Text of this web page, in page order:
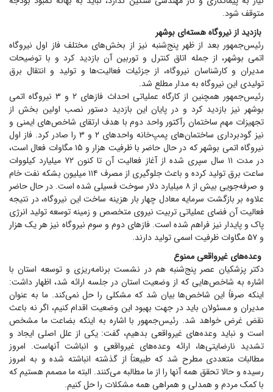
متوقف شود.
بازدید از نیروگاه هسته‌ای بوشهر
رئیس‌جمهور بعد از ظهر پنج‌شنبه نیز از بخش‌های مختلف فاز اول نیروگاه
اتمی بوشهر، از جمله اتاق کنترل و توربین آن بازدید کرد و با توضیحات
مدیران و کارشناسان نیروگاه، از جزئیات فعالیت‌ها و تولید و انتقال برق
تولیدی این نیروگاه به مدار مطلع شد.
رئیس‌جمهور همچنین از کارگاه عملیاتی احداث فاز‌های ۲ و ۳ نیروگاه اتمی
بوشهر نیز بازدید کرد و در پایان این بازدید دستور نصب اولین بخش از
تجهیزات مهم ساختمان رآکتور واحد دوم با هدف ارتقای شاخص‌های ایمنی و
نیز گودبرداری ساختمان‌های پمپ‌خانه واحد‌های ۲ و ۳ را صادر کرد. فاز اول
نیروگاه اتمی بوشهر که در حال حاضر با ظرفیت هزار و ۱۵ مگاوات فعال است،
در مدت ۱۱ سال سپری شده از آغاز فعالیت آن تا کنون ۷۲ میلیارد کیلووات
ساعت برق تولید کرده و باعث جلوگیری از مصرف ۱۱۴ میلیون بشکه نفت خام
و صرفه‌جویی بیش از ۸ میلیارد دلار سوخت فسیلی شده است. در حال حاضر
علاوه بر بازگشت سرمایه معادل چهار بار هزینه ساخت این نیروگاه، در نتیجه
فعالیت آن فضای عملیاتی تربیت نیروی متخصص و زمینه توسعه تولید انرژی
پاک و پایدار نیز فراهم شده است. فاز‌های دوم و سوم نیروگاه نیز هر یک هزار
و ۵۷ مگاوات ظرفیت اسمی تولید دارند.
وعده‌های غیرواقعی ممنوع
دکتر پزشکیان عصر پنج‌شنبه هم در نشست برنامه‌ریزی و توسعه استان با
اشاره به شاخص‌هایی که از وضعیت استان در جلسه ارائه شد، اظهار داشت:
اینکه صرفاً این شاخص‌ها بیان شد که مشکلی را حل نمی‌کند. ما به عنوان
مدیران و مسئولان باید در جهت بهبود این وضعیت اقدام کنیم، اگر نه باعث
نقض غرض خواهد شد. رئیس‌جمهور با اشاره به اینکه بضاعت ما مشخص
است و نباید وعده‌های غیرواقعی بدهیم، گفت: یکی از علل اصلی ایجاد و
تشدید نارضایتی‌ها، ارائه وعده‌های غیرواقعی و انباشت آنهاست. امروز
مطالبات متعددی مطرح شد که طبیعتاً از گذشته انباشته شده و به امروز
رسیده و حالا تحقق همه آنها را از ما مطالبه می‌کنند. البته ما مصمم هستیم که
با کمک مردم و همدلی و همراهی همه مشکلات را حل کنیم.